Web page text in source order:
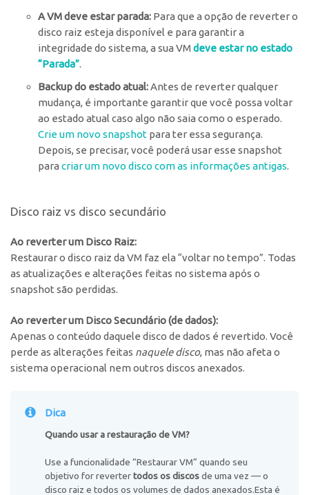
A VM deve estar parada: Para que a opção de reverter o
disco raiz esteja disponível e para garantir a
integridade do sistema, a sua VM deve estar no estado
“Parada”.
Backup do estado atual:Antes de reverter qualquer
mudança, é importante garantir que você possa voltar
ao estado atual caso algo não saia como o esperado.
Crie um novo snapshot para ter essa segurança.
Depois, se precisar, você poderá usar esse snapshot
para criar um novo disco com as informações antigas.
Disco raiz vs disco secundário
Ao reverter um Disco Raiz:
Restauraro disco raiz da VM faz ela “voltar no tempo”. Todas
as atualizações e alterações feitas no sistema após o
snapshot são perdidas.
Ao reverter um Disco Secundário (de dados):
Apenas o conteúdo daquele disco de dados é revertido. Você
perde as alterações feitas naquele disco, mas não afeta o
sistema operacional nem outros discos anexados.
Dica
Quando usar a restauração de VM?
Use a funcionalidade “Restaurar VM” quando seu
objetivo for revertertodos os discosde uma vez — o
disco raiz e todos os volumes de dados anexados.Esta é